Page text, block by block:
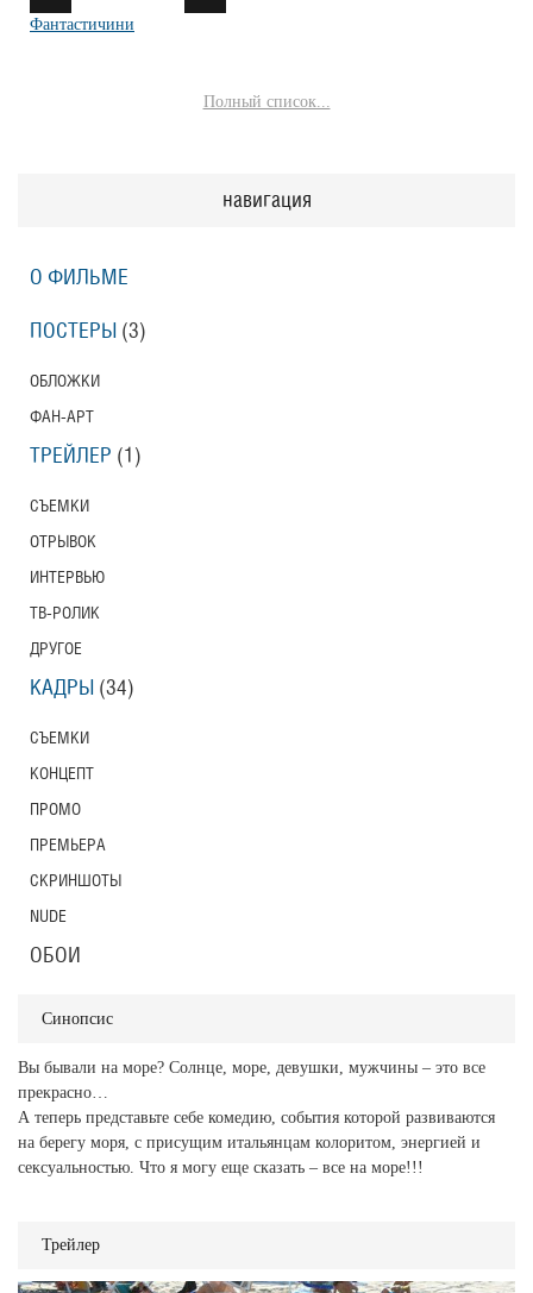
Фантастичини
Полный список...
Синопсис
Вы бывали на море? Солнце, море, девушки, мужчины – это все
прекрасно…
А теперь представьте себе комедию, события которой развиваются
на берегу моря, с присущим итальянцам колоритом, энергией и
сексуальностью. Что я могу еще сказать – все на море!!!
Трейлер
навигация
О ФИЛЬМЕ
ПОСТЕРЫ (3)
ОБЛОЖКИ
ФАН-АРТ
ТРЕЙЛЕР (1)
СЪЕМКИ
ОТРЫВОК
ИНТЕРВЬЮ
ТВ-РОЛИК
ДРУГОЕ
КАДРЫ (34)
СЪЕМКИ
КОНЦЕПТ
ПРОМО
ПРЕМЬЕРА
СКРИНШОТЫ
NUDE
ОБОИ